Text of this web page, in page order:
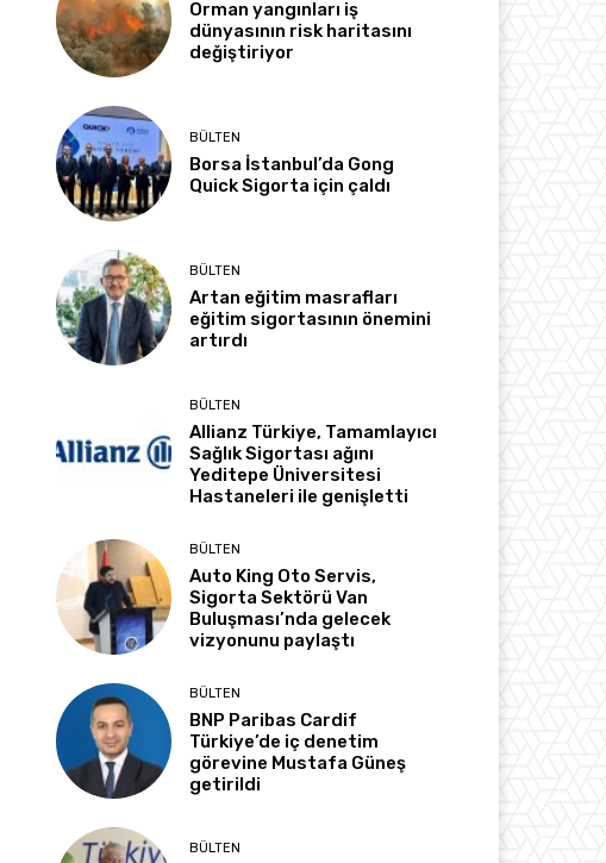
Orman yangınları iş
dünyasının risk haritasını
değiştiriyor
BÜLTEN
Borsa İstanbul’da Gong
Quick Sigorta için çaldı
BÜLTEN
Artan eğitim masrafları
eğitim sigortasının önemini
artırdı
BÜLTEN
Allianz Türkiye, Tamamlayıcı
Sağlık Sigortası ağını
Yeditepe Üniversitesi
Hastaneleri ile genişletti
BÜLTEN
Auto King Oto Servis,
Sigorta Sektörü Van
Buluşması’nda gelecek
vizyonunu paylaştı
BÜLTEN
BNP Paribas Cardif
Türkiye’de iç denetim
görevine Mustafa Güneş
getirildi
BÜLTEN